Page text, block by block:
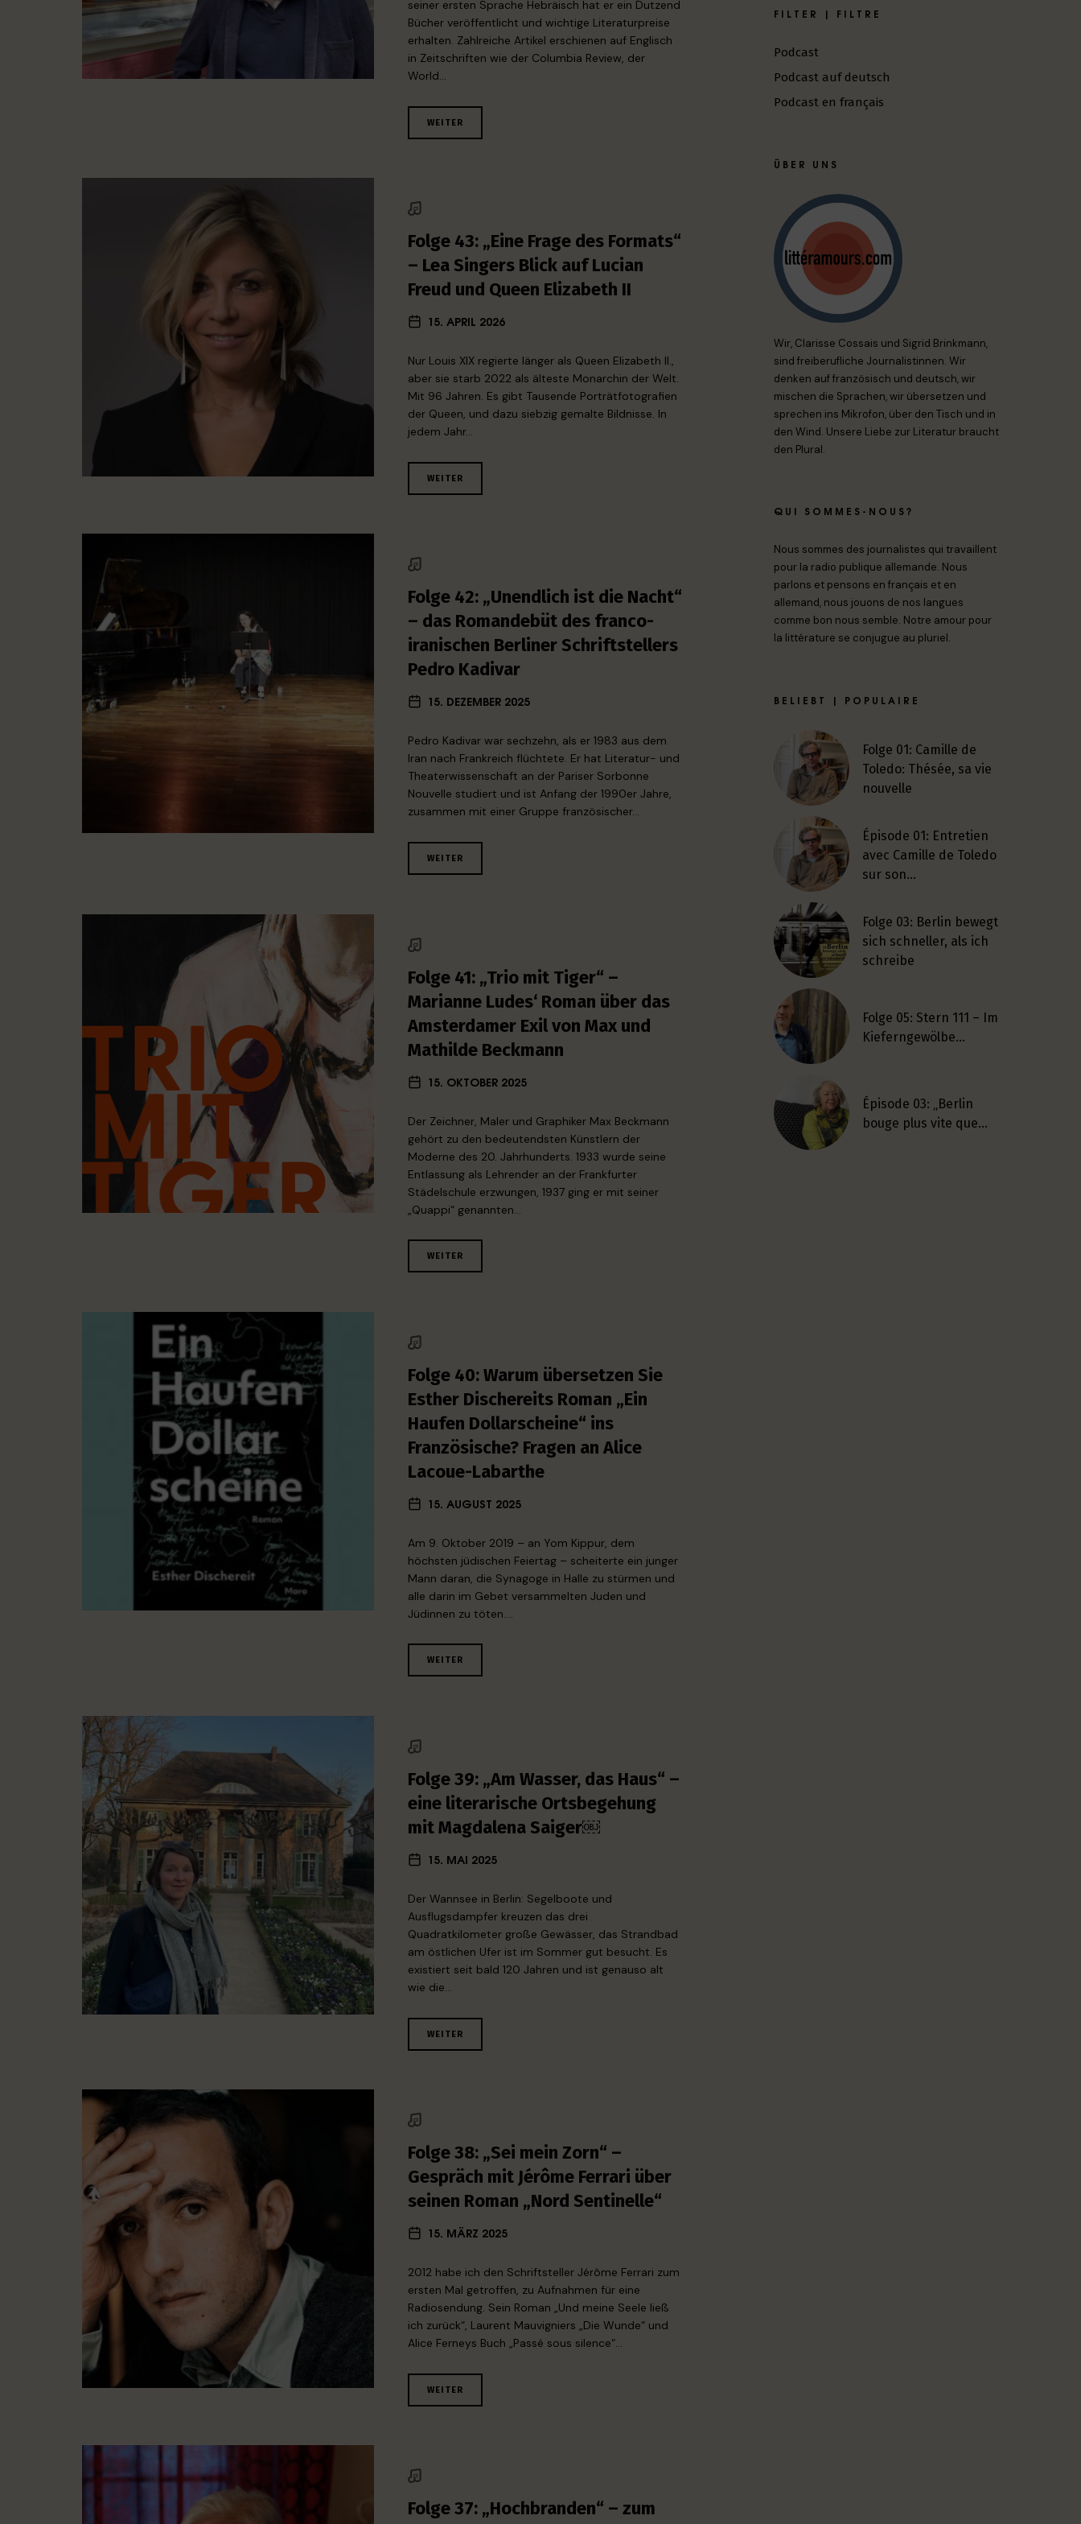
seiner ersten Sprache Hebräisch hat er ein Dutzend
Bücher veröffentlicht und wichtige Literaturpreise
erhalten. Zahlreiche Artikel erschienen auf Englisch
in Zeitschriften wie der Columbia Review, der
World…
WEITER
Folge 43: „Eine Frage des Formats“
– Lea Singers Blick auf Lucian
Freud und Queen Elizabeth II
15. APRIL 2026
Nur Louis XIX regierte länger als Queen Elizabeth II.,
aber sie starb 2022 als älteste Monarchin der Welt.
Mit 96 Jahren. Es gibt Tausende Porträtfotografien
der Queen, und dazu siebzig gemalte Bildnisse. In
jedem Jahr…
WEITER
Folge 42: „Unendlich ist die Nacht“
– das Romandebüt des franco-
iranischen Berliner Schriftstellers
Pedro Kadivar
15. DEZEMBER 2025
Pedro Kadivar war sechzehn, als er 1983 aus dem
Iran nach Frankreich flüchtete. Er hat Literatur- und
Theaterwissenschaft an der Pariser Sorbonne
Nouvelle studiert und ist Anfang der 1990er Jahre,
zusammen mit einer Gruppe französischer…
WEITER
Folge 41: „Trio mit Tiger“ –
Marianne Ludes‘ Roman über das
Amsterdamer Exil von Max und
Mathilde Beckmann
15. OKTOBER 2025
Der Zeichner, Maler und Graphiker Max Beckmann
gehört zu den bedeutendsten Künstlern der
Moderne des 20. Jahrhunderts. 1933 wurde seine
Entlassung als Lehrender an der Frankfurter
Städelschule erzwungen, 1937 ging er mit seiner
„Quappi“ genannten…
WEITER
Folge 40: Warum übersetzen Sie
Esther Dischereits Roman „Ein
Haufen Dollarscheine“ ins
Französische? Fragen an Alice
Lacoue-Labarthe
15. AUGUST 2025
Am 9. Oktober 2019 – an Yom Kippur, dem
höchsten jüdischen Feiertag – scheiterte ein junger
Mann daran, die Synagoge in Halle zu stürmen und
alle darin im Gebet versammelten Juden und
Jüdinnen zu töten….
WEITER
Folge 39: „Am Wasser, das Haus“ –
eine literarische Ortsbegehung
mit Magdalena Saiger￼
15. MAI 2025
Der Wannsee in Berlin: Segelboote und
Ausflugsdampfer kreuzen das drei
Quadratkilometer große Gewässer, das Strandbad
am östlichen Ufer ist im Sommer gut besucht. Es
existiert seit bald 120 Jahren und ist genauso alt
wie die…
WEITER
Folge 38: „Sei mein Zorn“ –
Gespräch mit Jérôme Ferrari über
seinen Roman „Nord Sentinelle“
15. MÄRZ 2025
2012 habe ich den Schriftsteller Jérôme Ferrari zum
ersten Mal getroffen, zu Aufnahmen für eine
Radiosendung. Sein Roman „Und meine Seele ließ
ich zurück“, Laurent Mauvigniers „Die Wunde“ und
Alice Ferneys Buch „Passé sous silence“…
WEITER
Folge 37: „Hochbranden“ – zum
FILTER | FILTRE
Podcast
Podcast auf deutsch
Podcast en français
ÜBER UNS
Wir, Clarisse Cossais und Sigrid Brinkmann,
sind freiberufliche Journalistinnen. Wir
denken auf französisch und deutsch, wir
mischen die Sprachen, wir übersetzen und
sprechen ins Mikrofon, über den Tisch und in
den Wind. Unsere Liebe zur Literatur braucht
den Plural.
QUI SOMMES-NOUS?
Nous sommes des journalistes qui travaillent
pour la radio publique allemande. Nous
parlons et pensons en français et en
allemand, nous jouons de nos langues
comme bon nous semble. Notre amour pour
la littérature se conjugue au pluriel.
BELIEBT | POPULAIRE
Folge 01: Camille de
Toledo: Thésée, sa vie
nouvelle
Épisode 01: Entretien
avec Camille de Toledo
sur son…
Folge 03: Berlin bewegt
sich schneller, als ich
schreibe
Folge 05: Stern 111 – Im
Kieferngewölbe…
Épisode 03: „Berlin
bouge plus vite que…